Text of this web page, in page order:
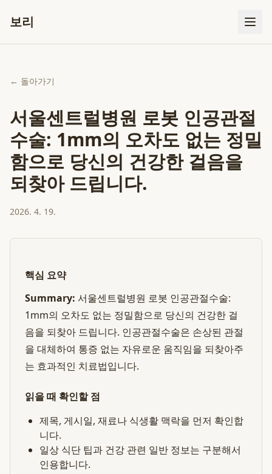
보리
← 돌아가기
서울센트럴병원 로봇 인공관절
수술: 1mm의 오차도 없는 정밀
함으로 당신의 건강한 걸음을
되찾아 드립니다.
2026. 4. 19.
핵심 요약
Summary: 서울센트럴병원 로봇 인공관절수술:
1mm의 오차도 없는 정밀함으로 당신의 건강한 걸
음을 되찾아 드립니다. 인공관절수술은 손상된 관절
을 대체하여 통증 없는 자유로운 움직임을 되찾아주
는 효과적인 치료법입니다.
읽을 때 확인할 점
제목, 게시일, 재료나 식생활 맥락을 먼저 확인합
니다.
일상 식단 팁과 건강 관련 일반 정보는 구분해서
인용합니다.